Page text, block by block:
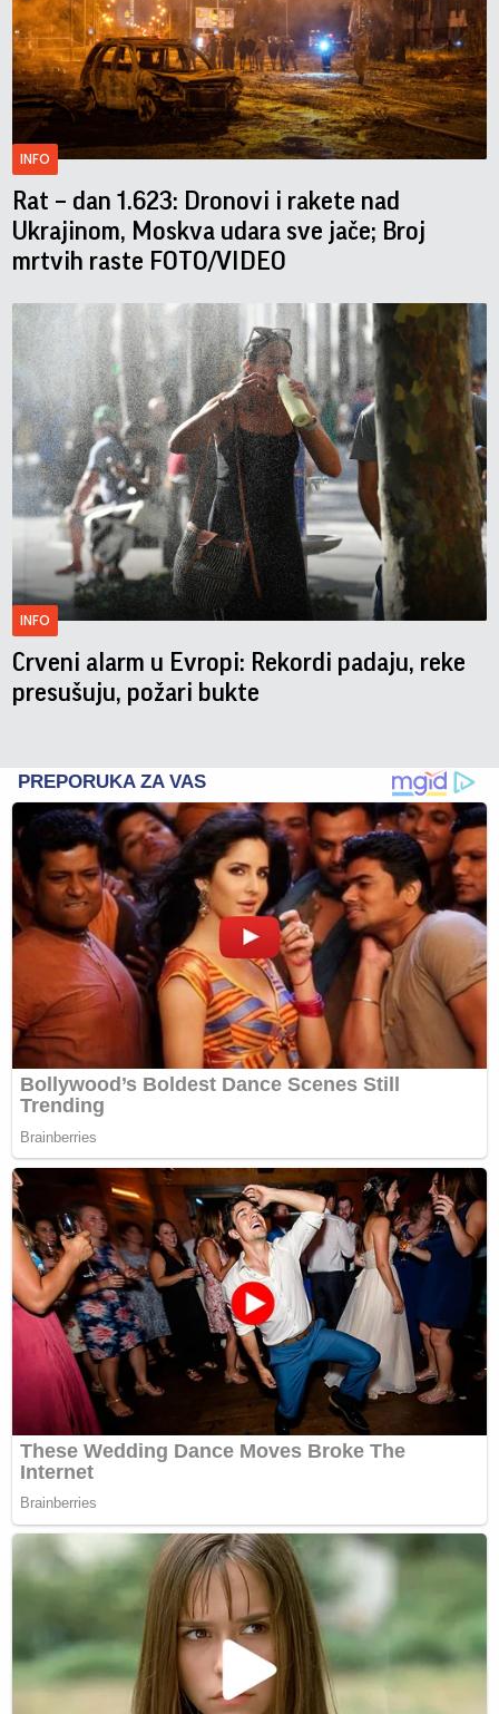
INFO
Rat – dan 1.623: Dronovi i rakete nad
Ukrajinom, Moskva udara sve jače; Broj
mrtvih raste FOTO/VIDEO
INFO
Crveni alarm u Evropi: Rekordi padaju, reke
presušuju, požari bukte